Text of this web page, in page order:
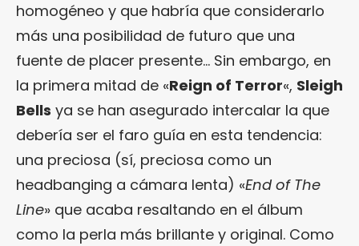
homogéneo y que habría que considerarlo
más una posibilidad de futuro que una
fuente de placer presente… Sin embargo, en
la primera mitad de «Reign of Terror«, Sleigh
Bells ya se han asegurado intercalar la que
debería ser el faro guía en esta tendencia:
una preciosa (sí, preciosa como un
headbanging a cámara lenta) «End of The
Line» que acaba resaltando en el álbum
como la perla más brillante y original. Como